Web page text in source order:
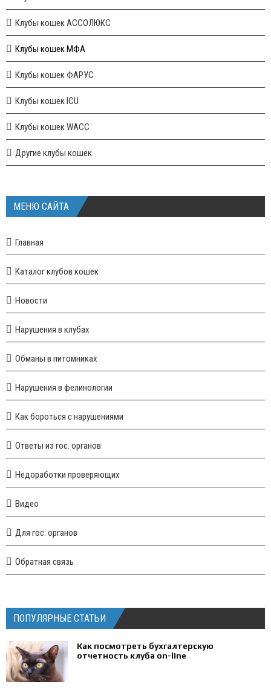
Клубы кошек АССОЛЮКС
Клубы кошек МФА
Клубы кошек ФАРУС
Клубы кошек ICU
Клубы кошек WACC
Другие клубы кошек
МЕНЮ САЙТА
Главная
Каталог клубов кошек
Новости
Нарушения в клубах
Обманы в питомниках
Нарушения в фелинологии
Как бороться с нарушениями
Ответы из гос. органов
Недоработки проверяющих
Видео
Для гос. органов
Обратная связь
ПОПУЛЯРНЫЕ СТАТЬИ
Как посмотреть бухгалтерскую
отчетность клуба on-line